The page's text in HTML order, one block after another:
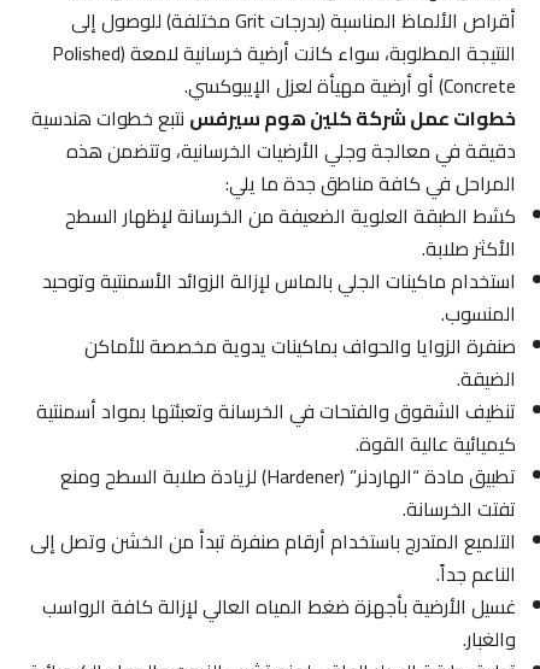
أقراص الألماظ المناسبة (بدرجات Grit مختلفة) للوصول إلى
النتيجة المطلوبة، سواء كانت أرضية خرسانية لامعة (Polished
Concrete) أو أرضية مهيأة لعزل الإيبوكسي.
خطوات عمل شركة كلين هوم سيرفسنتبع خطوات هندسية
دقيقة في معالجة وجلي الأرضيات الخرسانية، وتتضمن هذه
المراحل في كافة مناطق جدة ما يلي:
كشط الطبقة العلوية الضعيفة من الخرسانة لإظهار السطح
الأكثر صلابة.
استخدام ماكينات الجلي بالماس لإزالة الزوائد الأسمنتية وتوحيد
المنسوب.
صنفرة الزوايا والحواف بماكينات يدوية مخصصة للأماكن
الضيقة.
تنظيف الشقوق والفتحات في الخرسانة وتعبئتها بمواد أسمنتية
كيميائية عالية القوة.
تطبيق مادة “الهاردنر” (Hardener) لزيادة صلابة السطح ومنع
تفتت الخرسانة.
التلميع المتدرج باستخدام أرقام صنفرة تبدأ من الخشن وتصل إلى
الناعم جداً.
غسيل الأرضية بأجهزة ضغط المياه العالي لإزالة كافة الرواسب
والغبار.